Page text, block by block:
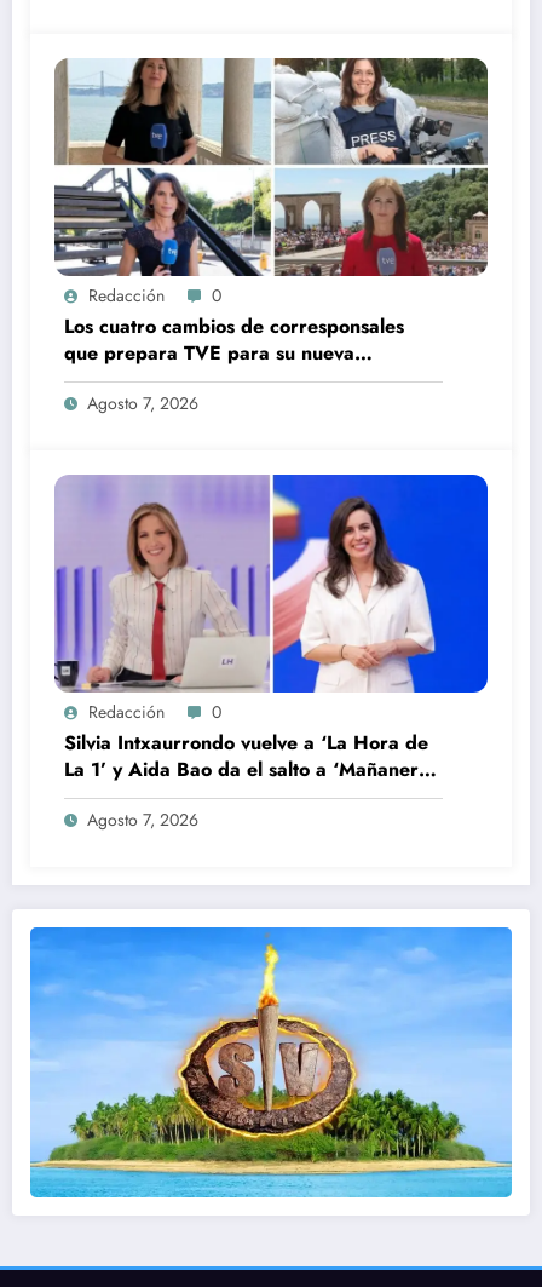
Redacción 0
Los cuatro cambios de corresponsales
que prepara TVE para su nueva
temporada
Agosto 7, 2026
Redacción 0
Silvia Intxaurrondo vuelve a ‘La Hora de
La 1’ y Aida Bao da el salto a ‘Mañaneros
360’
Agosto 7, 2026